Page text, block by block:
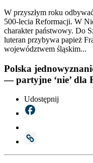
W przyszłym roku
500-lecia Reformacji. W
charakter państwowy. Do
luteran przybywa papież
województwem śląskim...
Polska
— partyjne ‘nie’ dla
Udostępnij